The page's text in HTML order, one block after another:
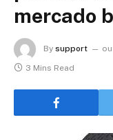
mercado
By support
3 Mins Read